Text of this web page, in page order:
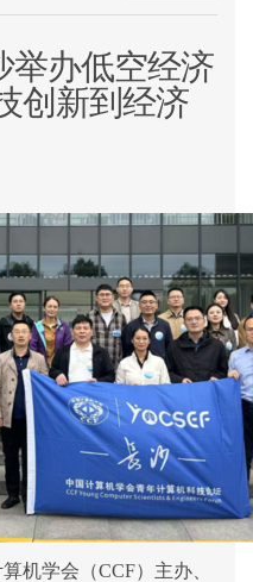
举办低空经济
创新到经济
机学会（CCF）主办、